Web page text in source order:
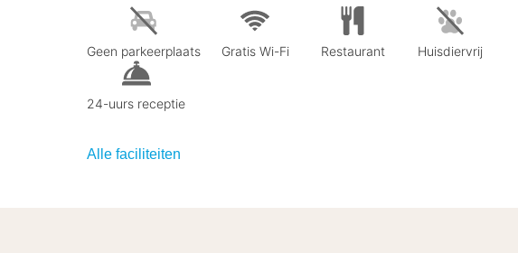
Geen parkeerplaats Gratis Wi-Fi Restaurant Huisdiervrij
24-uurs receptie
Alle faciliteiten